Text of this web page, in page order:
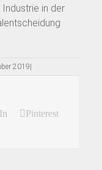
in der
2019|
Pinterest